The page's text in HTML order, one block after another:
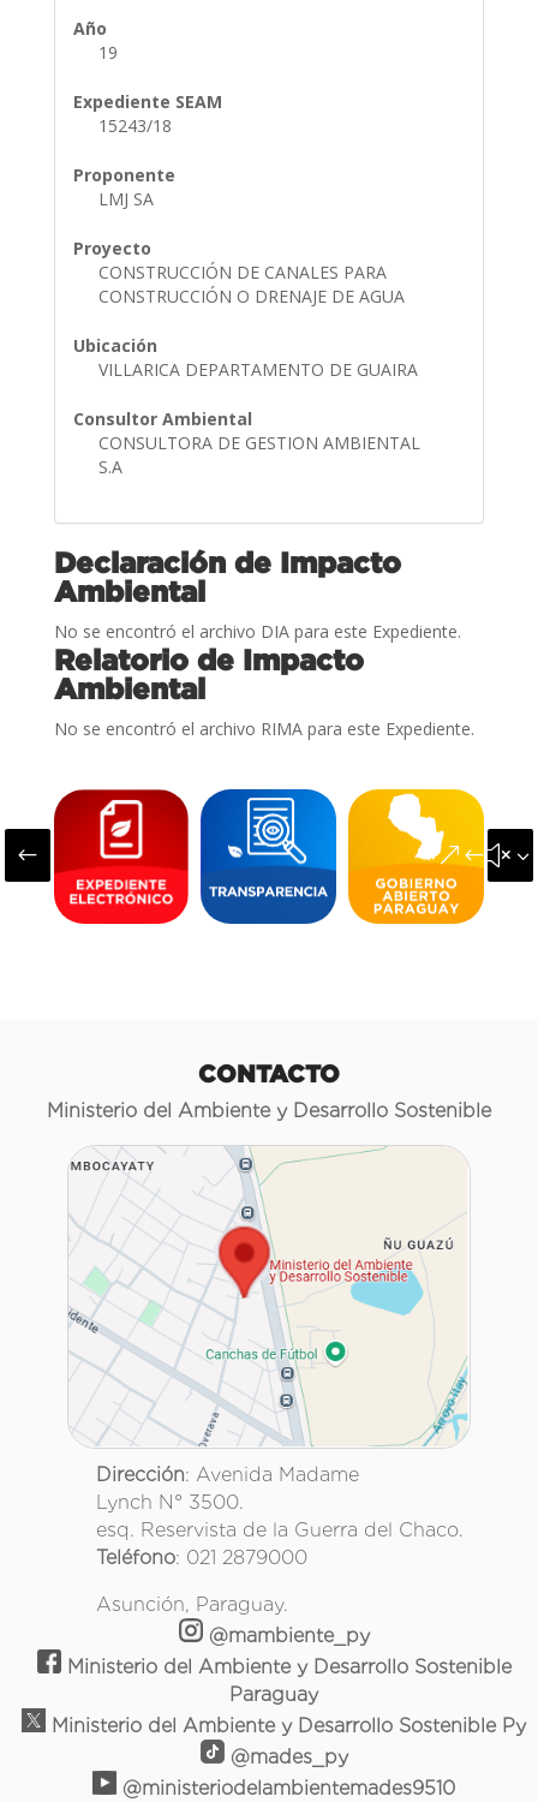
Año
19
Expediente SEAM
15243/18
Proponente
LMJ SA
Proyecto
CONSTRUCCIÓN DE CANALES PARA
CONSTRUCCIÓN O DRENAJE DE AGUA
Ubicación
VILLARICA DEPARTAMENTO DE GUAIRA
Consultor Ambiental
CONSULTORA DE GESTION AMBIENTAL
S.A
Declaración de Impacto
Ambiental
No se encontró el archivo DIA para este Expediente.
Relatorio de Impacto
Ambiental
No se encontró el archivo RIMA para este Expediente.
#
CONTACTO
Ministerio del Ambiente y Desarrollo Sostenible
Dirección: Avenida Madame
Lynch N° 3500.
esq. Reservista de la Guerra del Chaco.
Teléfono: 021 2879000
Asunción, Paraguay.
@mambiente_py
Ministerio del Ambiente y Desarrollo Sostenible
Paraguay
Ministerio del Ambiente y Desarrollo Sostenible Py
@mades_py
@ministeriodelambientemades9510